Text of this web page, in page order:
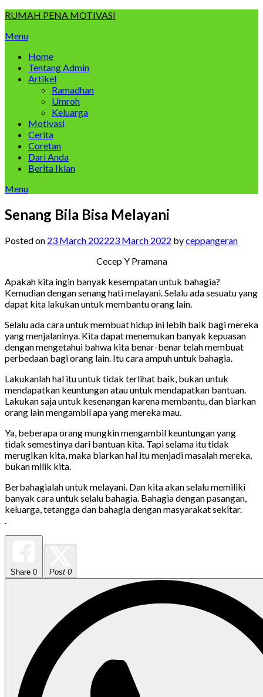
Skip
content
RUMAH PENA MOTIVASI
Menu
Home
Tentang Admin
Artikel
Ramadhan
Umroh
Keluarga
Motivasi
Cerita
Coretan
Dari Anda
Berita Iklan
Menu
Senang Bila Bisa Melayani
Posted on 23 March 202223 March 2022 byceppangeran
Cecep Y Pramana
Apakah kita ingin banyak kesempatan untuk bahagia?
Kemudian dengan senang hati melayani. Selalu ada sesuatu yang
dapat kita lakukan untuk membantu orang lain.
Selalu ada cara untuk membuat hidup ini lebih baik bagi mereka
yang menjalaninya. Kita dapat menemukan banyak kepuasan
dengan mengetahui bahwa kita benar-benar telah membuat
perbedaan bagi orang lain. Itu cara ampuh untuk bahagia.
Lakukanlah hal itu untuk tidak terlihat baik, bukan untuk
mendapatkan keuntungan atau untuk mendapatkan bantuan.
Lakukan saja untuk kesenangan karena membantu, dan biarkan
orang lain mengambil apa yang mereka mau.
Ya, beberapa orang mungkin mengambil keuntungan yang
tidak semestinya dari bantuan kita. Tapi selama itu tidak
merugikan kita, maka biarkan hal itu menjadi masalah mereka,
bukan milik kita.
Berbahagialah untuk melayani. Dan kita akan selalu memiliki
banyak cara untuk selalu bahagia. Bahagia dengan pasangan,
keluarga, tetangga dan bahagia dengan masyarakat sekitar.
.
Share 0 Post 0